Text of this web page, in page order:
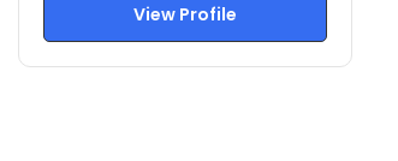
View Profile